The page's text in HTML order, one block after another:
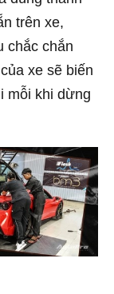
trên xe,
chắc chắn
xe sẽ biến
mỗi khi dừng